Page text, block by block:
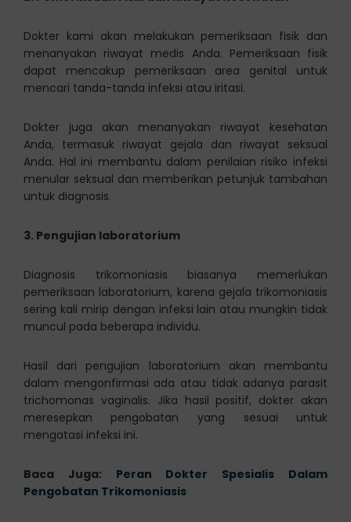
Dokter kami akan melakukan pemeriksaan fisik dan
menanyakan riwayat medis Anda. Pemeriksaan fisik
dapat mencakup pemeriksaan area genital untuk
mencari tanda-tanda infeksi atau iritasi.
Dokter juga akan menanyakan riwayat kesehatan
Anda, termasuk riwayat gejala dan riwayat seksual
Anda. Hal ini membantu dalam penilaian risiko infeksi
menular seksual dan memberikan petunjuk tambahan
untuk diagnosis.
3. Pengujian laboratorium
Diagnosis trikomoniasis biasanya memerlukan
pemeriksaan laboratorium, karena gejala trikomoniasis
sering kali mirip dengan infeksi lain atau mungkin tidak
muncul pada beberapa individu.
Hasil dari pengujian laboratorium akan membantu
dalam mengonfirmasi ada atau tidak adanya parasit
trichomonas vaginalis. Jika hasil positif, dokter akan
meresepkan pengobatan yang sesuai untuk
mengatasi infeksi ini.
Baca Juga: Peran Dokter Spesialis Dalam
Pengobatan Trikomoniasis